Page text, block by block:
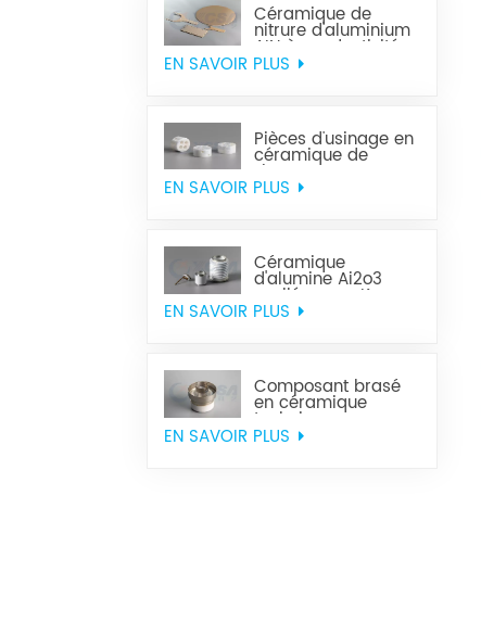
Céramique de
nitrure d'aluminium
AIN à conductivité
thermique élevée
EN SAVOIR PLUS
Pièces d'usinage en
céramique de
zircone
EN SAVOIR PLUS
Céramique
d'alumine Ai2o3
scellée avec Kovar
EN SAVOIR PLUS
Composant brasé
en céramique
technique
EN SAVOIR PLUS